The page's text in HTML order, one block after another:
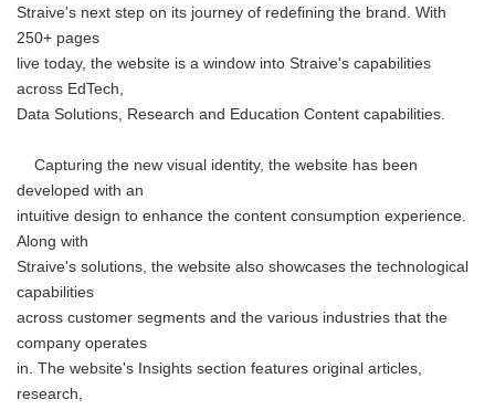
Straive's next step on its journey of redefining the brand. With
250+ pages
live today, the website is a window into Straive's capabilities
across EdTech,
Data Solutions, Research and Education Content capabilities.
Capturing the new visual identity, the website has been
developed with an
intuitive design to enhance the content consumption experience.
Along with
Straive's solutions, the website also showcases the technological
capabilities
across customer segments and the various industries that the
company operates
in. The website's Insights section features original articles,
research,